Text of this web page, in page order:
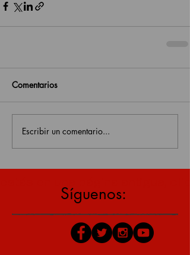
Comentarios
Escribir un comentario...
Síguenos: